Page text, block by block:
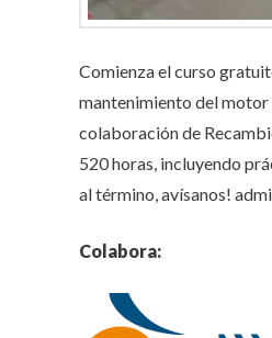
Comienza el curso
mantenimiento del motor
colaboración de
520 horas, incluyendo
al término, avísanos!
Colabora: